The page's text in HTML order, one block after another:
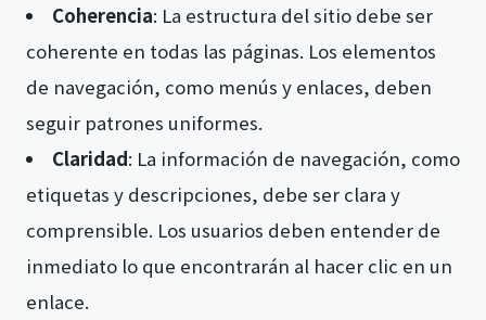
Coherencia: La estructura del sitio debe ser
coherente en todas las páginas. Los elementos
de navegación, como menús y enlaces, deben
seguir patrones uniformes.
Claridad: La información de navegación, como
etiquetas y descripciones, debe ser clara y
comprensible. Los usuarios deben entender de
inmediato lo que encontrarán al hacer clic en un
enlace.